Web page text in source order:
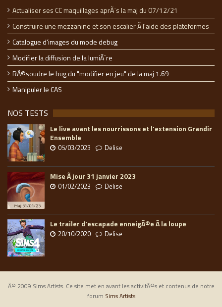
Actualiser ses CC maquillages aprÃ¨s la maj du 07/12/21
Construire une mezzanine et son escalier Ã l'aide des plateformes
Catalogue d'images du mode debug
Modifier la diffusion de la lumiÃ¨re
RÃ©soudre le bug du "modifier en jeu" de la maj 1.69
Manipuler le CAS
NOS TESTS
Le live avant les nourrissons et l'extension Grandir
Ensemble
05/03/2023 Delise
Mise Ã jour 31 janvier 2023
01/02/2023 Delise
Le trailer d'escapade enneigÃ©e Ã la loupe
20/10/2020 Delise
Â© 2009 Sims Artists. Ce site met en avant les activitÃ©s et contenus de notre
forum Sims Artists